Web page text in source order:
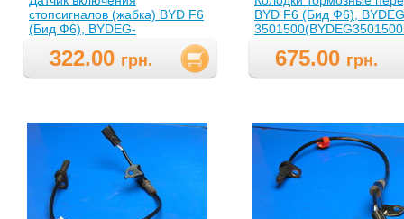
стопсигналов (жабка) BYD F6
(Бид Ф6), BYDEG-
322.00 грн.
BYD F6 (Бид Ф6),
675.00 грн.